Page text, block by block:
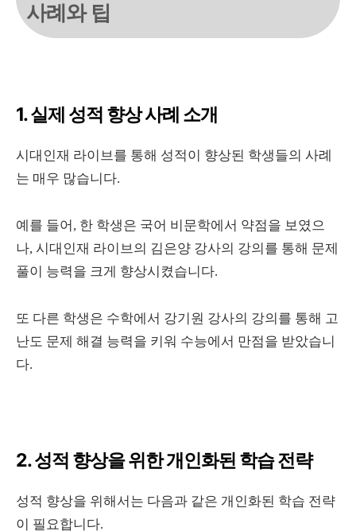
사례와 팁
1. 실제 성적 향상 사례 소개
시대인재 라이브를 통해 성적이 향상된 학생들의 사례
는 매우 많습니다.
예를 들어, 한 학생은 국어 비문학에서 약점을 보였으
나, 시대인재 라이브의 김은양 강사의 강의를 통해 문제
풀이 능력을 크게 향상시켰습니다.
또 다른 학생은 수학에서 강기원 강사의 강의를 통해 고
난도 문제 해결 능력을 키워 수능에서 만점을 받았습니
다.
2. 성적 향상을 위한 개인화된 학습 전략
성적 향상을 위해서는 다음과 같은 개인화된 학습 전략
이 필요합니다.